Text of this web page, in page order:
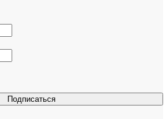
Подписаться